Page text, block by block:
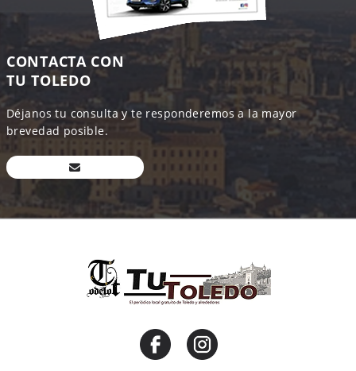
CONTACTA CON
TU TOLEDO
Déjanos tu consulta y te responderemos a la mayor
brevedad posible.